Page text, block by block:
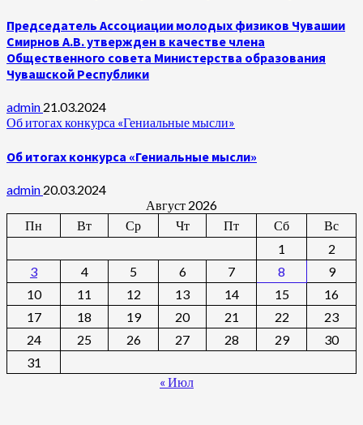
Председатель Ассоциации молодых физиков Чувашии
Смирнов А.В. утвержден в качестве члена
Общественного совета Министерства образования
Чувашской Республики
admin 21.03.2024
Об итогах конкурса «Гениальные мысли»
Об итогах конкурса «Гениальные мысли»
admin 20.03.2024
Август 2026
Пн
Вт Ср Чт Пт Сб
Вс
1
2
3
4 5 6 7 8
9
10
11 12 13 14 15
16
17
18 19 20 21 22
23
24
25 26 27 28 29
30
31
« Июл